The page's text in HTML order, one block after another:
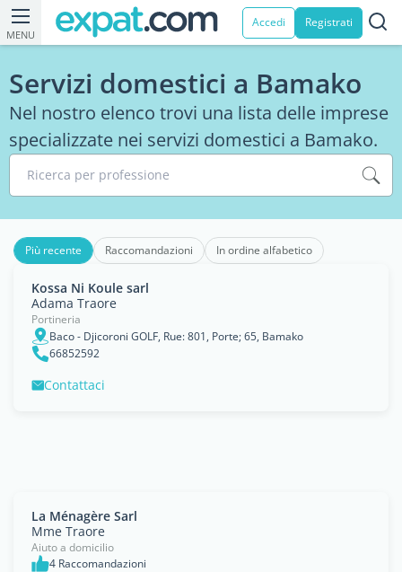
MENU
Accedi Registrati
Servizi domestici a Bamako
Nel nostro elenco trovi una lista delle imprese
specializzate nei servizi domestici a Bamako.
Ricerca per professione
Più recente Raccomandazioni In ordine alfabetico
Kossa Ni Koule sarl
Adama Traore
Portineria
Baco - Djicoroni GOLF, Rue: 801, Porte; 65, Bamako
66852592
Contattaci
La Ménagère Sarl
Mme Traore
Aiuto a domicilio
4 Raccomandazioni